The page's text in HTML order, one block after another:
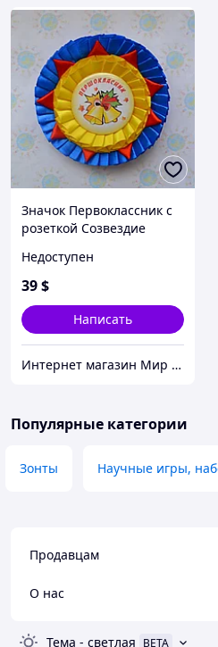
Значок Первоклассник с
розеткой Созвездие
Недоступен
39$
Написать
Интернет магазин Мир стендов. Товары из Украины
Популярные категории
Зонты Научные игры,
Продавцам
О нас
Тема - светлая BETA